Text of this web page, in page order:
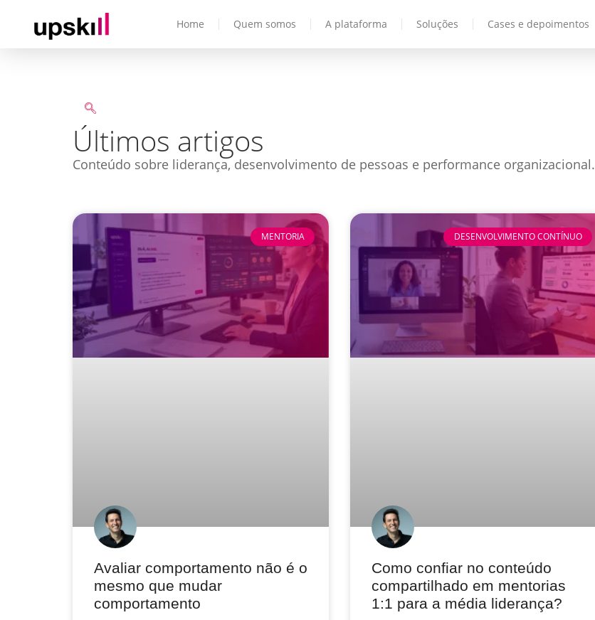
Home Quem somos A plataforma Soluções Cases e depoimentos
Últimos artigos
Conteúdo sobre liderança, desenvolvimento de pessoas e performance organizacional.
MENTORIA
Avaliar comportamento não é o
mesmo que mudar
comportamento
DESENVOLVIMENTO CONTÍNUO
Como confiar no conteúdo
compartilhado em mentorias
1:1 para a média liderança?